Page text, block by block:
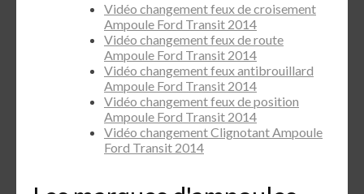
Vidéo changement feux de croisement
Ampoule Ford Transit 2014
Vidéo changement feux de route
Ampoule Ford Transit 2014
Vidéo changement feux antibrouillard
Ampoule Ford Transit 2014
Vidéo changement feux de position
Ampoule Ford Transit 2014
Vidéo changement Clignotant Ampoule
Ford Transit 2014